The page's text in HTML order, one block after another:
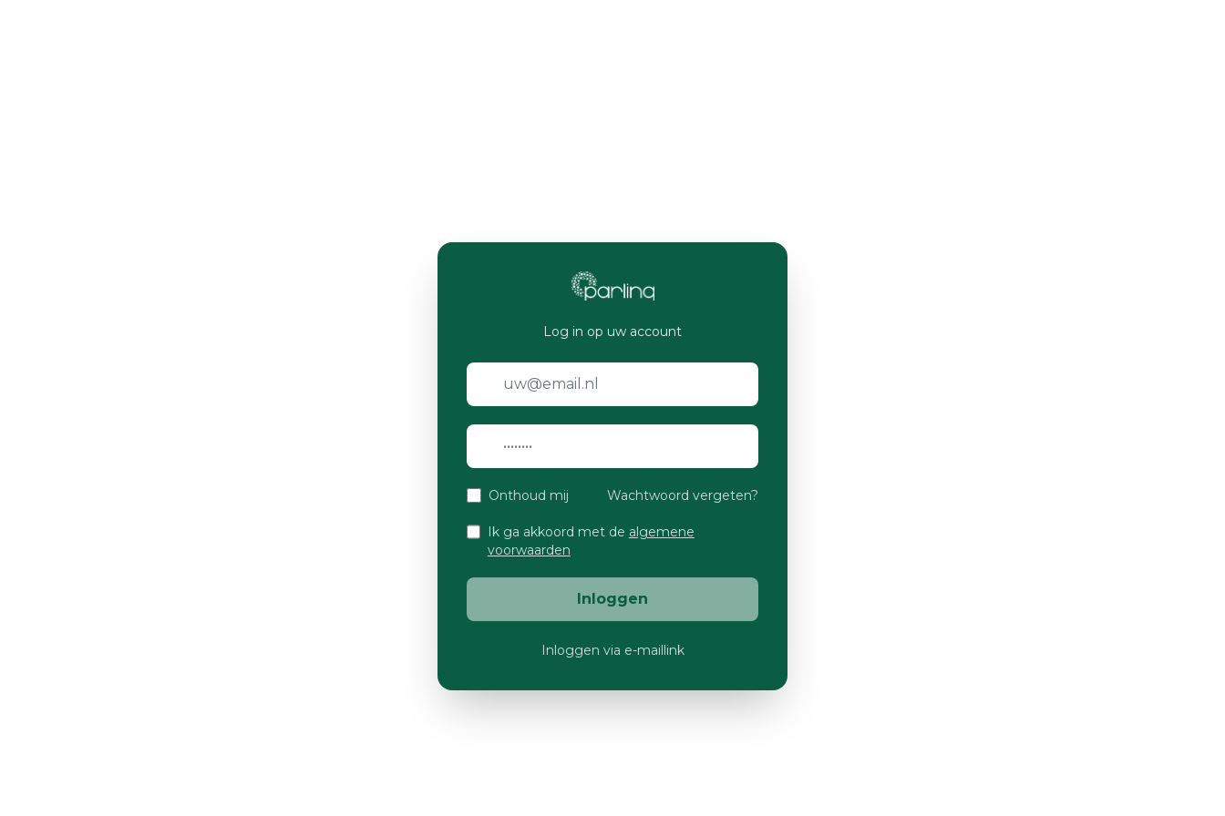
Log in op uw account
Onthoud mij Wachtwoord vergeten?
Ik ga akkoord met de algemene
voorwaarden
Inloggen
Inloggen via e-maillink